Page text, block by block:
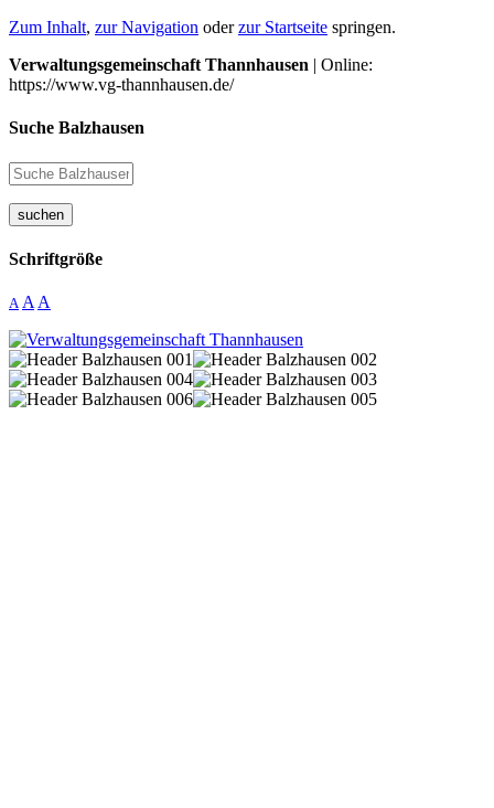
Zum Inhalt, zur Navigation oderzur Startseite springen.
Verwaltungsgemeinschaft Thannhausen | Online:
https://www.vg-thannhausen.de/
Suche Balzhausen
suchen
Schriftgröße
A A A